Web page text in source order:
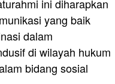
ini diharapkan
yang baik
dalam
di wilayah hukum
bidang sosial